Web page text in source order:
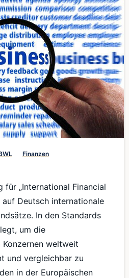
Finanzen
für „International Financial
auf Deutsch internationale
In den Standards
um die
Konzernen weltweit
und vergleichbar zu
in der Europäischen